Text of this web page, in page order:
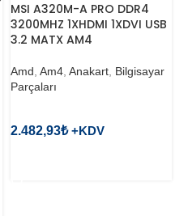
MSI A320M-A PRO DDR4
3200MHZ 1XHDMI 1XDVI USB
3.2 MATX AM4
Amd, Am4, Anakart, Bilgisayar
Parçaları
2.482,93₺